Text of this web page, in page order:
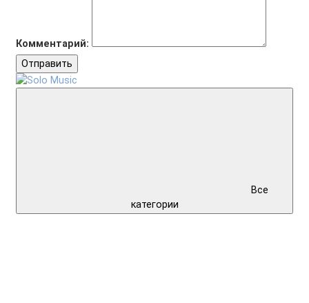
Комментарий:
Отправить
Все
категории